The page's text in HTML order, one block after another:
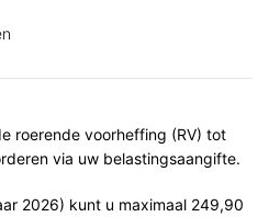
roerende voorheffing (RV) tot
via uw belastingsaangifte.
2026) kunt u maximaal 249,90